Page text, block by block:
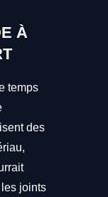
À
temps
des
joints